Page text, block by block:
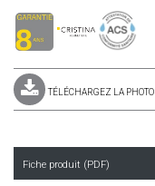
TÉLÉCHARGEZ LA PHOTO
Fiche produit (PDF)